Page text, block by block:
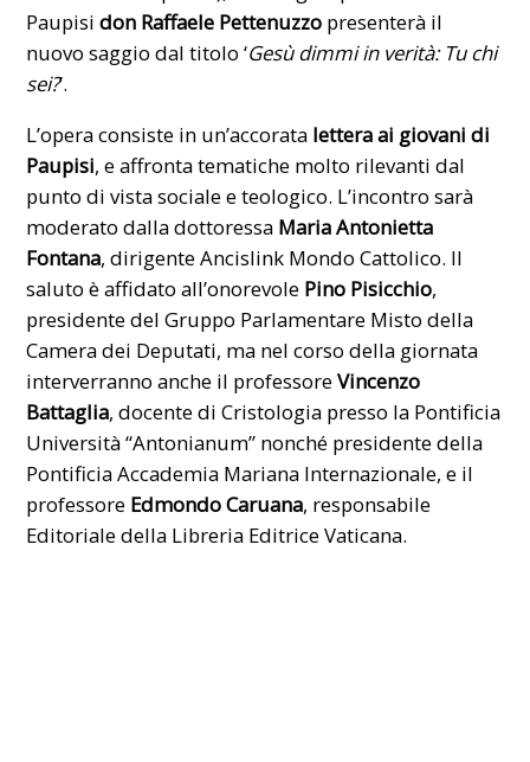
Paupisi don Raffaele Pettenuzzo presenterà il
nuovo saggio dal titolo ‘Gesù dimmi in verità: Tu chi
sei?’.
L’opera consiste in un’accorata lettera ai giovani di
Paupisi, e affronta tematiche molto rilevanti dal
punto di vista sociale e teologico. L’incontro sarà
moderato dalla dottoressa Maria Antonietta
Fontana, dirigente Ancislink Mondo Cattolico. Il
saluto è affidato all’onorevole Pino Pisicchio,
presidente del Gruppo Parlamentare Misto della
Camera dei Deputati, ma nel corso della giornata
interverranno anche il professoreVincenzo
Battaglia, docente di Cristologia presso la Pontificia
Università “Antonianum” nonché presidente della
Pontificia Accademia Mariana Internazionale, e il
professore Edmondo Caruana, responsabile
Editoriale della Libreria Editrice Vaticana.